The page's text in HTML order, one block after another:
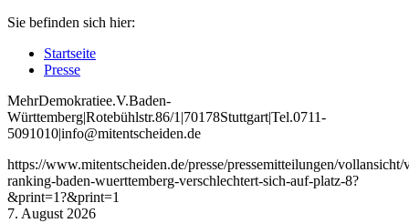
Sie befinden sich hier:
Startseite
Presse
MehrDemokratiee.V.Baden-
Württemberg|Rotebühlstr.86/1 |70178Stuttgart|Tel.0711-
5091010|info@mitentscheiden.de
https://www.mitentscheiden.de/presse/pressemitteilungen/vollansicht/
ranking-baden-wuerttemberg-verschlechtert-sich-auf-platz-8?
&print=1?&print=1
7. August 2026